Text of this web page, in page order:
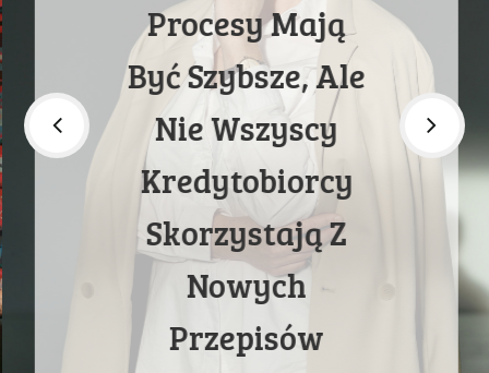
Procesy Mają
Być Szybsze, Ale
Nie Wszyscy
Kredytobiorcy
Skorzystają Z
Nowych
Przepisów